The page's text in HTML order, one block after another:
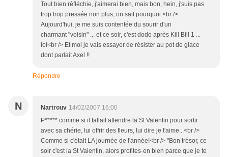
Tout bien réfléchie, j'aimerai bien, mais bon, hein, j'suis pas
trop trop pressée non plus, on sait pourquoi.<br />
Aujourd'hui, je me suis contentée du sourir d'un
charmant "voisin" ... et ce soir, c'est dodo après Kill Bill 1 ...
lol<br /> Et moi je vais essayer de résister au pot de glace
dont parlait Axel !!
Répondre
N Nartrouv 14/02/2007 16:00
P***** comme si il fallait attendre la St Valentin pour sortir
avec sa chérie, lui offrir des fleurs, lui dire je t'aime...<br />
Comme si c'était LA journée de l'année!<br /> "Bon trésor, ce
soir c'est la St Valentin, alors profites-en bien parce que je te